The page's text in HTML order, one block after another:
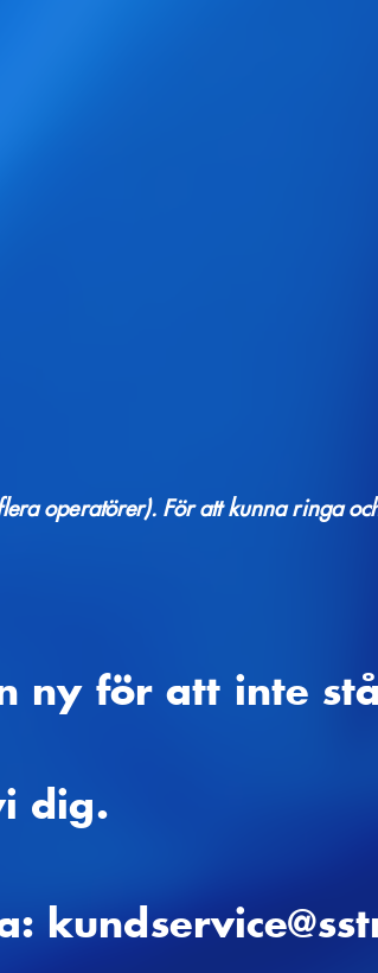
operatörer). För att kunna ringa
ny för att inte
dig.